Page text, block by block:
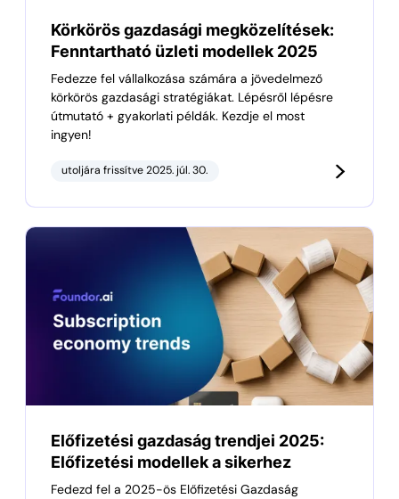
Körkörös gazdasági megközelítések:
Fenntartható üzleti modellek 2025
Fedezze fel vállalkozása számára a jövedelmező
körkörös gazdasági stratégiákat. Lépésről lépésre
útmutató + gyakorlati példák. Kezdje el most
ingyen!
utoljára frissítve 2025. júl. 30.
Előfizetési gazdaság trendjei 2025:
Előfizetési modellek a sikerhez
Fedezd fel a 2025-ös Előfizetési Gazdaság